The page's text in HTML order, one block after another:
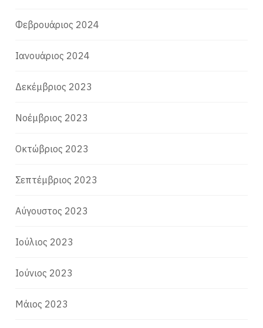
Φεβρουάριος 2024
Ιανουάριος 2024
Δεκέμβριος 2023
Νοέμβριος 2023
Οκτώβριος 2023
Σεπτέμβριος 2023
Αύγουστος 2023
Ιούλιος 2023
Ιούνιος 2023
Μάιος 2023